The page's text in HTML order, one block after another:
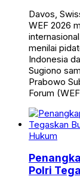
Davos,
WEF 2026
menilai
Indonesia
Sugiono
Prabowo
Forum
Hukum
Polri